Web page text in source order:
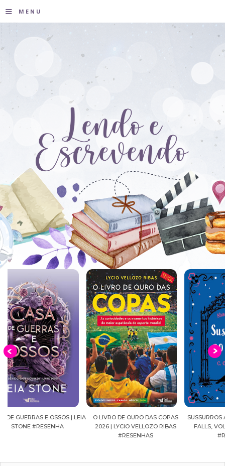
≡ MENU
O LIVRO DE OURO DAS COPAS
2026 | LYCIO VELLOZO RIBAS
SUSSURROS AO LUAR | SHADOW
FALLS, VOL.04 | C.C.HUNTER
#RESENHA